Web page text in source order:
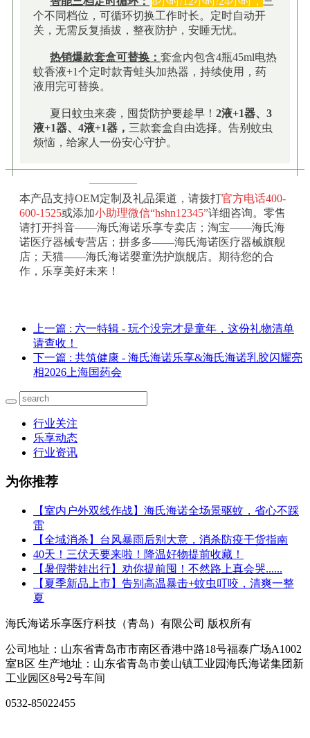
个不同档位，可循环切换工作时长。定时自动开
关，无需反复插拔，整夜防护，安睡无忧。
热销爆款套盒可替换： 套盒内包含4瓶45ml电热
蚊香液+1个定时款青蛙头加热器，持续使用，药
液用完可替换。
夏日蚊虫来袭，囤货防护要趁早！ 2液+1器、3
液+1器、4液+1器， 三款套盒自由选择。告别蚊虫
烦恼，给家人一份安心守护。
本产品支持OEM定制及礼品渠道，请拨打官方电话400-
600-1525或添加小助理微信“hshn12345”详细咨询。零售
请打开抖音——海氏海诺乐享专卖店；淘宝——海氏海
诺医疗器械专营店；拼多多——海氏海诺医疗器械旗舰
店；天猫——海氏海诺婴童洗护旗舰店。期待您的合
作，乐享美好未来！
上一篇 : 六一特辑 - 玩个没完才是童年，这份礼物清单
请查收！
下一篇 : 共筑健康 - 海氏海诺乐享&海氏海诺乳胶闪耀亮
相2026上海国药会
行业关注
乐享动态
行业资讯
为你推荐
【室内户外双线作战】海氏海诺全场景驱蚊，省心不踩
雷
【全域消杀】台风暴雨后别大意，消杀防疫干货指南
40天！三伏天要来啦！降温好物提前收藏！
【暑假带娃出行】劝你提前囤！不然路上真会哭......
【夏季新品上市】告别高温暴击+蚊虫叮咬，清爽一整
夏
海氏海诺乐享医疗科技（青岛）有限公司 版权所有
公司地址：山东省青岛市市南区香港中路18号福泰广场A1002
室B区 生产地址：山东省青岛市姜山镇工业园海氏海诺集团新
工业园区8号2号车间
0532-85022455